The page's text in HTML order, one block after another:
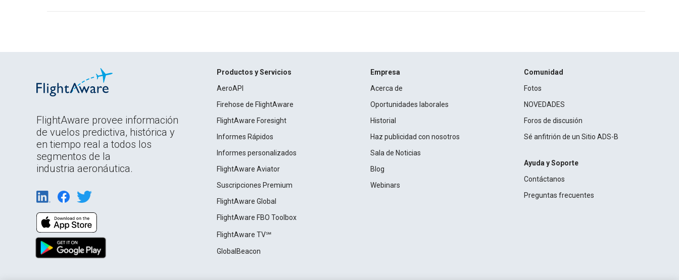
FlightAware provee información
de vuelos predictiva, histórica y
en tiempo real a todos los
segmentos de la
industria aeronáutica.
Productos y Servicios
AeroAPI
Firehose de FlightAware
FlightAware Foresight
Informes Rápidos
Informes personalizados
FlightAware Aviator
Suscripciones Premium
FlightAware Global
FlightAware FBO Toolbox
FlightAware TV℠
GlobalBeacon
Empresa
Acerca de
Oportunidades laborales
Historial
Haz publicidad con nosotros
Sala de Noticias
Blog
Webinars
Comunidad
Fotos
NOVEDADES
Foros de discusión
Sé anfitrión de un Sitio ADS-B
Ayuda y Soporte
Contáctanos
Preguntas frecuentes